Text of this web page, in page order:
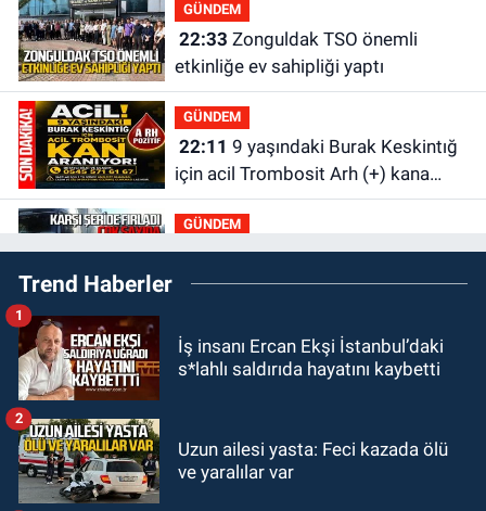
GÜNDEM
22:33
etkinliğe ev sahipliği yaptı
GÜNDEM
22:11
için acil Trombosit Arh (+) kana
ihtiyaç var
GÜNDEM
21:50Yoldan çıktı karşı şeride
fırladı: Çok sayıda yaralı var
21:38Ercüment Ünal'dan acık
haber geldi: Ameliyata dayanamadı
21:12Yönetim kulübü önce borç
Trend Haberler
İş insanı Ercan Ekşi İstanbul’daki
s*lahlı saldırıda hayatını kaybetti
1
Uzun ailesi yasta: Feci kazada ölü
ve yaralılar var
2